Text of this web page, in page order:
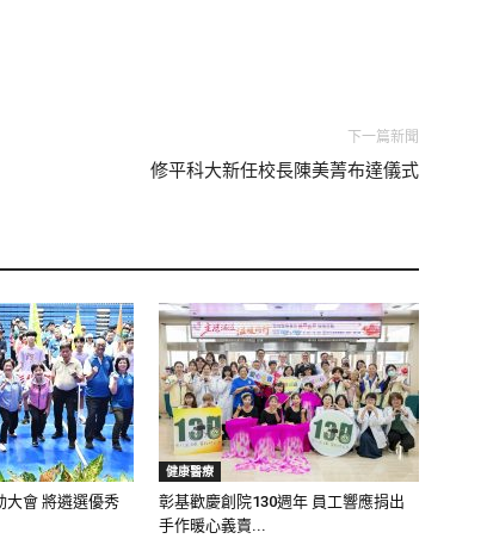
下一篇新聞
修平科大新任校長陳美菁布達儀式
大會 將遴選優秀
健康醫療
彰基歡慶創院130週年 員工響應捐出
手作暖心義賣...